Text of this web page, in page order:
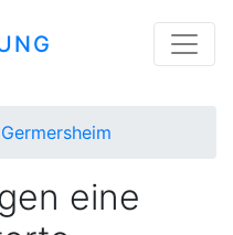
Germersheim
eine